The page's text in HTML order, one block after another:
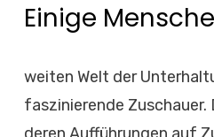
Einige
weiten Welt der
faszinierende